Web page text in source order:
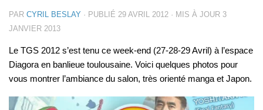
PAR CYRIL BESLAY · PUBLIÉ 29 AVRIL 2012 · MIS À JOUR 3
JANVIER 2013
Le TGS 2012 s’est tenu ce week-end (27-28-29 Avril) à l’espace
Diagora en banlieue toulousaine. Voici quelques photos pour
vous montrer l’ambiance du salon, très orienté manga et Japon.